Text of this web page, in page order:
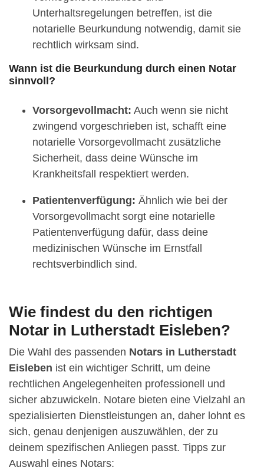
Unterhaltsregelungen betreffen, ist die
notarielle Beurkundung notwendig, damit sie
rechtlich wirksam sind.
Wann ist die Beurkundung durch einen Notar
sinnvoll?
Vorsorgevollmacht: Auch wenn sie nicht
zwingend vorgeschrieben ist, schafft eine
notarielle Vorsorgevollmacht zusätzliche
Sicherheit, dass deine Wünsche im
Krankheitsfall respektiert werden.
Patientenverfügung: Ähnlich wie bei der
Vorsorgevollmacht sorgt eine notarielle
Patientenverfügung dafür, dass deine
medizinischen Wünsche im Ernstfall
rechtsverbindlich sind.
Wie findest du den richtigen
Notar in Lutherstadt Eisleben?
Die Wahl des passenden Notars in Lutherstadt
Eisleben ist ein wichtiger Schritt, um deine
rechtlichen Angelegenheiten professionell und
sicher abzuwickeln. Notare bieten eine Vielzahl an
spezialisierten Dienstleistungen an, daher lohnt es
sich, genau denjenigen auszuwählen, der zu
deinem spezifischen Anliegen passt. Tipps zur
Auswahl eines Notars: